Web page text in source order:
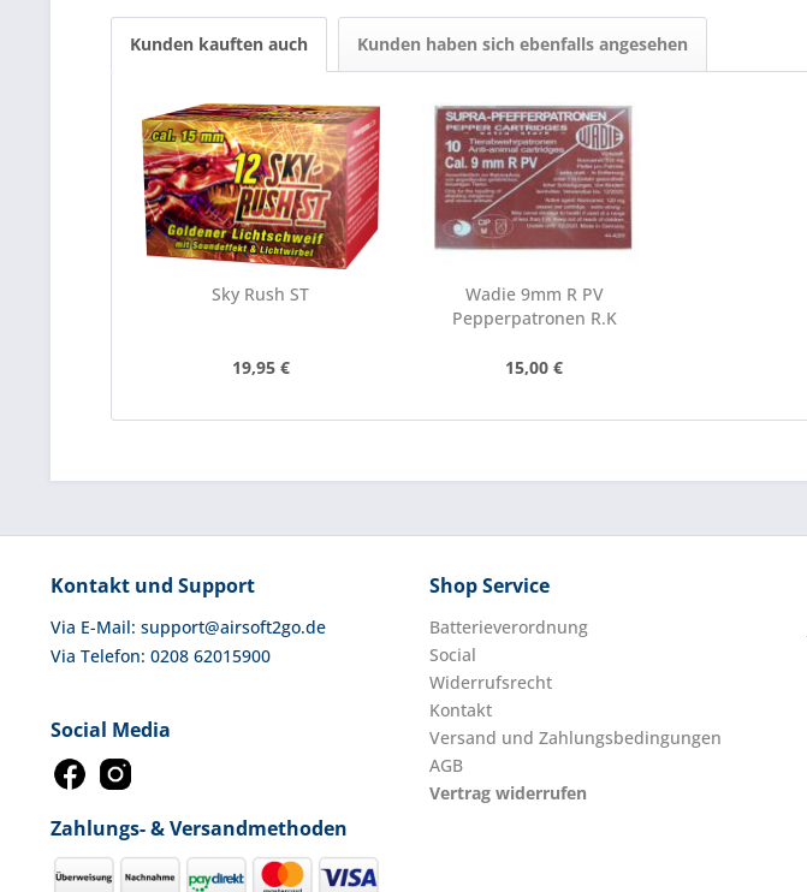
Kunden kauften auch Kunden haben sich ebenfalls angesehen
Sky Rush ST
19,95 €
Wadie 9mm R PV
Pepperpatronen R.K
15,00 €
Kontakt und Support
Via E-Mail: support@airsoft2go.de
Via Telefon: 0208 62015900
Social Media
Zahlungs- & Versandmethoden
Shop Service
Batterieverordnung
Social
Widerrufsrecht
Kontakt
Versand und Zahlungsbedingungen
AGB
Vertrag widerrufen